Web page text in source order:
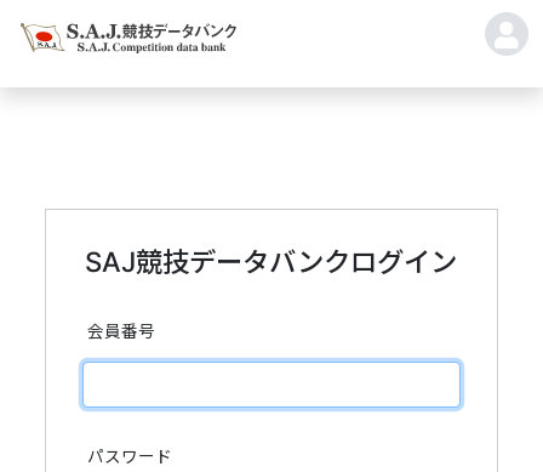
SAJ競技データバンクログイン
会員番号
パスワード